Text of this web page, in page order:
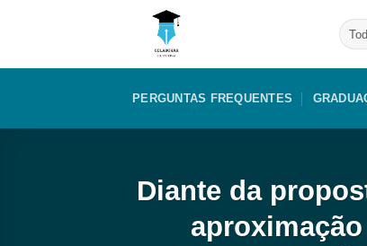
PERGUNTAS FREQUENTES
Diante da